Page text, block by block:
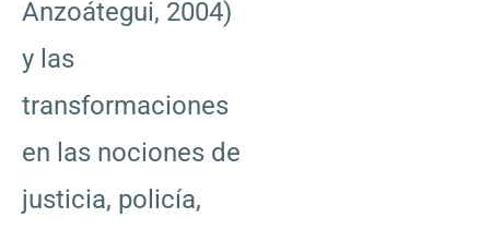
Anzoátegui, 2004)
y las
transformaciones
en las nociones de
justicia, policía,